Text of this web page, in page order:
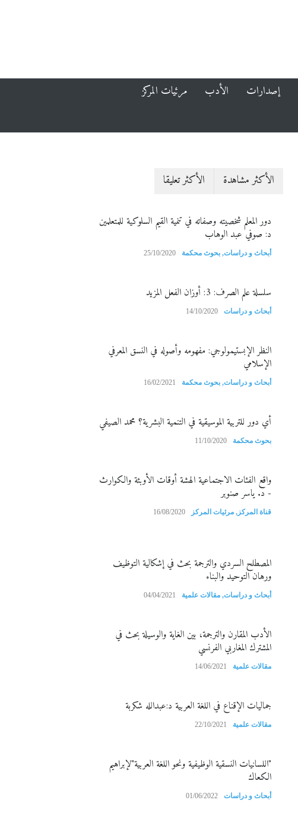
إصدارات الأدب
مرئيات المركز
الأكثر مشاهدة الأكثر تعليقا
دور المعلم شخصيته وصفاته في تنمية القيم السلوكية للمتعلمين
د: صوفي عبد الوهاب
أبحاث و دراسات, بحوث محكمة 25/10/2020
سلسلة علم الصرف: 3: أوزان الفعل المزيد
أبحاث و دراسات 14/10/2020
النظر الإبستيمولوجي: مفهومه وأصوله في النسق المعرفي
الإسلامي
أبحاث و دراسات, بحوث محكمة 16/02/2021
أي دور للتربية الموسيقية في التنمية البشرية؟ محمد الصيفي
بحوث محكمة 11/10/2020
واقع الفئات الاجتماعية الهشة أوقات الأوبئة والكوارث
- د. ياسر صنوبر
قناة المركز , مرئيات المركز 16/08/2020
المصطلح السردي والترجمة بحث في إشكالية التوظيف
ورهان التوحيد والبناء
أبحاث و دراسات, مقالات علمية 04/04/2021
الأدب المقارن والترجمة، بين الغاية والوسيلة بحث في
المشترك المغاربي الفرنسي
مقالات علمية 14/06/2021
جماليات الإقناع في اللغة العربية د:عبدالله شكربة
مقالات علمية 22/10/2021
"اللسانيات النسقية الوظيفية ونحو اللغة العربية"لإبراهيم
الكعاك
أبحاث و دراسات 01/06/2022